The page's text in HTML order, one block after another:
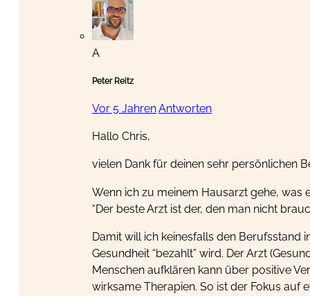
A
Peter Reitz
Vor 5 JahrenAntworten
Hallo Chris,
vielen Dank für deinen sehr persönlichen
Wenn ich zu meinem Hausarzt gehe, was
“Der beste Arzt ist der, den man nicht
Damit will ich keinesfalls den Berufsstand
Gesundheit “bezahlt” wird. Der Arzt
Menschen aufklären kann über positive
wirksame Therapien. So ist der Fokus auf